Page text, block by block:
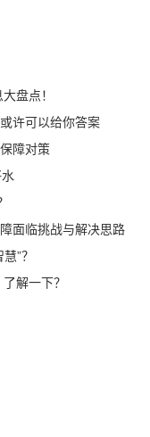
盘点！
许可以给你答案
障对策
面临挑战与解决思路
”？
解一下？